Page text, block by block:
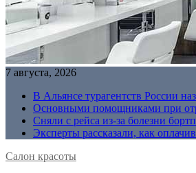
7 августа, 2026
В Альянсе турагентств России
Основными помощниками при
Сняли с рейса из-за болезни
Эксперты рассказали, как
Салон красоты